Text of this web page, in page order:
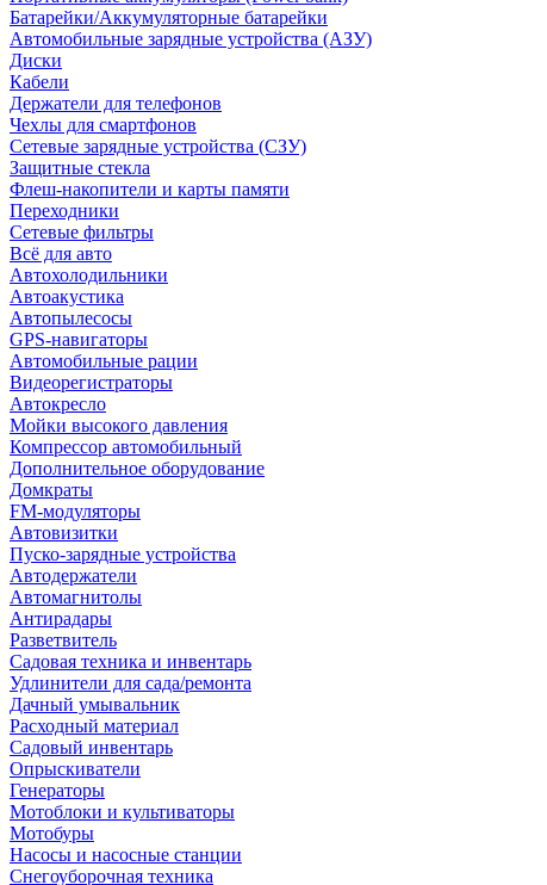
Батарейки/Аккумуляторные батарейки
Автомобильные зарядные устройства (АЗУ)
Диски
Кабели
Держатели для телефонов
Чехлы для смартфонов
Сетевые зарядные устройства (СЗУ)
Защитные стекла
Флеш-накопители и карты памяти
Переходники
Сетевые фильтры
Всё для авто
Автохолодильники
Автоакустика
Автопылесосы
GPS-навигаторы
Автомобильные рации
Видеорегистраторы
Автокресло
Мойки высокого давления
Компрессор автомобильный
Дополнительное оборудование
Домкраты
FM-модуляторы
Автовизитки
Пуско-зарядные устройства
Автодержатели
Автомагнитолы
Антирадары
Разветвитель
Садовая техника и инвентарь
Удлинители для сада/ремонта
Дачный умывальник
Расходный материал
Садовый инвентарь
Опрыскиватели
Генераторы
Мотоблоки и культиваторы
Мотобуры
Насосы и насосные станции
Снегоуборочная техника